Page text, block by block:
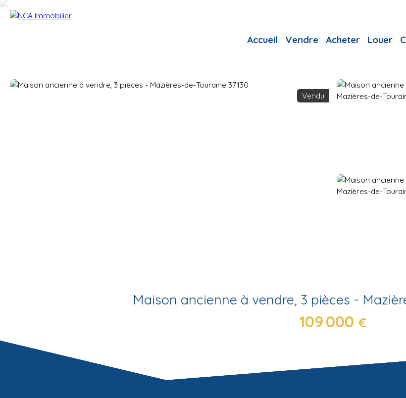
Accueil Vendre Acheter Louer
Vendu
Maison ancienne à vendre, 3 pièces -
109 000€